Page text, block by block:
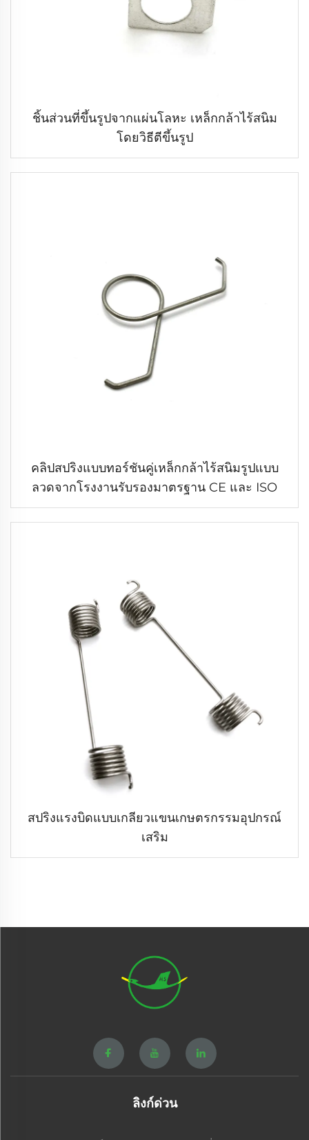
ชิ้นส่วนที่ขึ้นรูปจากแผ่นโลหะ เหล็กกล้าไร้สนิม
โดยวิธีตีขึ้นรูป
คลิปสปริงแบบทอร์ชันคู่เหล็กกล้าไร้สนิมรูปแบบ
ลวดจากโรงงานรับรองมาตรฐาน CE และ ISO
สปริงแรงบิดแบบเกลียวแขนเกษตรกรรมอุปกรณ์
เสริม
ลิงก์ด่วน